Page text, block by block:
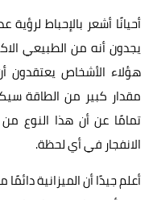
أحيانًا أشعر بالإحباط
يجدون أنه من الطبيعي
هؤلاء الأشخاص
مقدار كبير من الطاقة
تمامًا عن أن هذا النوع
الانفجار في أي لحظة.
أعلم جيدًا أن الميزانية